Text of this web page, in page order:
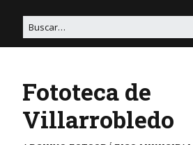
Fototeca de
Villarrobledo